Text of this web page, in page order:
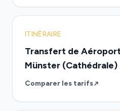
ITINÉRAIRE
Transfert de
Münster (Cathédrale)
Comparer les tarifs